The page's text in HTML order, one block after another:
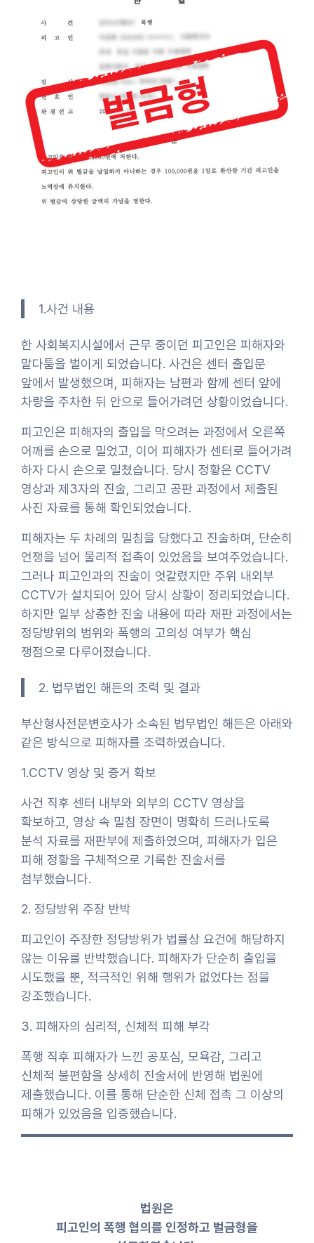
1.사건 내용
한 사회복지시설에서 근무 중이던 피고인은 피해자와
말다툼을 벌이게 되었습니다. 사건은 센터 출입문
앞에서 발생했으며, 피해자는 남편과 함께 센터 앞에
차량을 주차한 뒤 안으로 들어가려던 상황이었습니다.
피고인은 피해자의 출입을 막으려는 과정에서 오른쪽
어깨를 손으로 밀었고, 이어 피해자가 센터로 들어가려
하자 다시 손으로 밀쳤습니다. 당시 정황은 CCTV
영상과 제3자의 진술, 그리고 공판 과정에서 제출된
사진 자료를 통해 확인되었습니다.
피해자는 두 차례의 밀침을 당했다고 진술하며, 단순히
언쟁을 넘어 물리적 접촉이 있었음을 보여주었습니다.
그러나 피고인과의 진술이 엇갈렸지만 주위 내외부
CCTV가 설치되어 있어 당시 상황이 정리되었습니다.
하지만 일부 상충한 진술 내용에 따라 재판 과정에서는
정당방위의 범위와 폭행의 고의성 여부가 핵심
쟁점으로 다루어졌습니다.
2. 법무법인 해든의 조력 및 결과
부산형사전문변호사가 소속된 법무법인 해든은 아래와
같은 방식으로 피해자를 조력하였습니다.
1.CCTV 영상 및 증거 확보
사건 직후 센터 내부와 외부의 CCTV 영상을
확보하고, 영상 속 밀침 장면이 명확히 드러나도록
분석 자료를 재판부에 제출하였으며, 피해자가 입은
피해 정황을 구체적으로 기록한 진술서를
첨부했습니다.
2. 정당방위 주장 반박
피고인이 주장한 정당방위가 법률상 요건에 해당하지
않는 이유를 반박했습니다. 피해자가 단순히 출입을
시도했을 뿐, 적극적인 위해 행위가 없었다는 점을
강조했습니다.
3. 피해자의 심리적, 신체적 피해 부각
폭행 직후 피해자가 느낀 공포심, 모욕감, 그리고
신체적 불편함을 상세히 진술서에 반영해 법원에
제출했습니다. 이를 통해 단순한 신체 접촉 그 이상의
피해가 있었음을 입증했습니다.
법원은
피고인의 폭행 협의를 인정하고 벌금형을